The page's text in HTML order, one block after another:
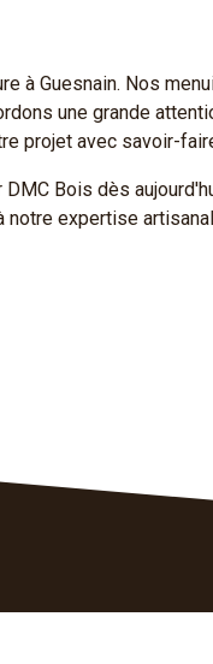
à Guesnain. Nos
une grande
projet avec savoir-
Bois dès
expertise